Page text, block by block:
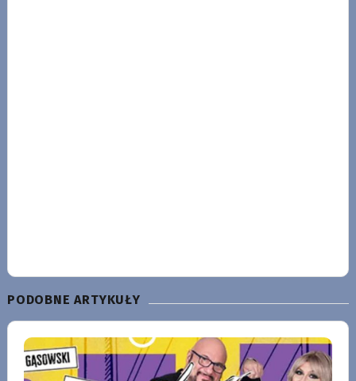
PODOBNE ARTYKUŁY